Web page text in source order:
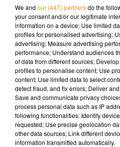
Radioplayer Franceest un
s’inscrit dans le cadre d’une
pour le marché français.
Les groupes de radios français
commune ont fait le choix de
pour s’appuyer sur un acteur
européenne, voire mondiale.
l’offre des principaux acteurs
est le 14e̬me territoire européen
présente également depuis peu
We and our (447) partnersdo the
your consent and/or our legitimate
information on a device; Use limited
profiles for personalised advertising;
advertising; Measure advertising
performance; Understand audiences
of data from different sources;
profiles to personalise content; Use
content; Use limited data to select
detect fraud, and fix errors; Deliver
Save and communicate privacy
process personal data such as IP
following functionalities: Identify
requested; Use precise geolocation
other data sources; Link different
information transmitted automatically.